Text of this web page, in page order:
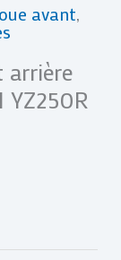
avant,
arrière
YZ250R